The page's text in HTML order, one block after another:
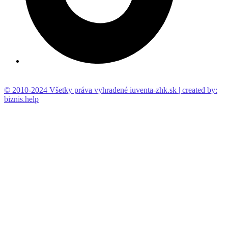
© 2010-2024 Všetky práva vyhradené iuventa-zhk.sk | created by:
biznis.help